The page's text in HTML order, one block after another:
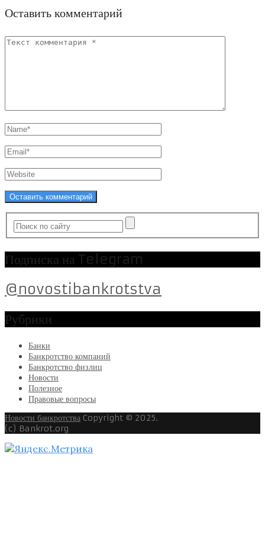
Оставить комментарий
Подписка на Telegram
@novostibankrotstva
Рубрики
Банки
Банкротство компаний
Банкротство физлиц
Новости
Полезное
Правовые вопросы
Новости банкротства Copyright © 2025.
(c) Bankrot.org